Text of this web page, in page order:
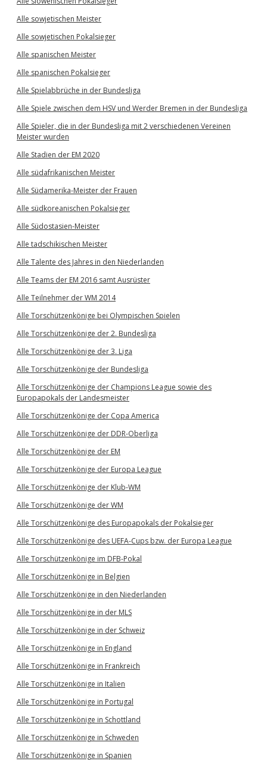
Alle sowjetischen Meister
Alle sowjetischen Pokalsieger
Alle spanischen Meister
Alle spanischen Pokalsieger
Alle Spielabbrüche in der Bundesliga
Alle Spiele zwischen dem HSV und Werder Bremen in der Bundesliga
Alle Spieler, die in der Bundesliga mit 2 verschiedenen Vereinen
Meister wurden
Alle Stadien der EM 2020
Alle südafrikanischen Meister
Alle Südamerika-Meister der Frauen
Alle südkoreanischen Pokalsieger
Alle Südostasien-Meister
Alle tadschikischen Meister
Alle Talente des Jahres in den Niederlanden
Alle Teams der EM 2016 samt Ausrüster
Alle Teilnehmer der WM 2014
Alle Torschützenkönige bei Olympischen Spielen
Alle Torschützenkönige der 2. Bundesliga
Alle Torschützenkönige der 3. Liga
Alle Torschützenkönige der Bundesliga
Alle Torschützenkönige der Champions League sowie des
Europapokals der Landesmeister
Alle Torschützenkönige der Copa America
Alle Torschützenkönige der DDR-Oberliga
Alle Torschützenkönige der EM
Alle Torschützenkönige der Europa League
Alle Torschützenkönige der Klub-WM
Alle Torschützenkönige der WM
Alle Torschützenkönige des Europapokals der Pokalsieger
Alle Torschützenkönige des UEFA-Cups bzw. der Europa League
Alle Torschützenkönige im DFB-Pokal
Alle Torschützenkönige in Belgien
Alle Torschützenkönige in den Niederlanden
Alle Torschützenkönige in der MLS
Alle Torschützenkönige in der Schweiz
Alle Torschützenkönige in England
Alle Torschützenkönige in Frankreich
Alle Torschützenkönige in Italien
Alle Torschützenkönige in Portugal
Alle Torschützenkönige in Schottland
Alle Torschützenkönige in Schweden
Alle Torschützenkönige in Spanien